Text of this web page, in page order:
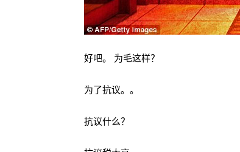
好吧。 为毛这样？
为了抗议。。
抗议什么？